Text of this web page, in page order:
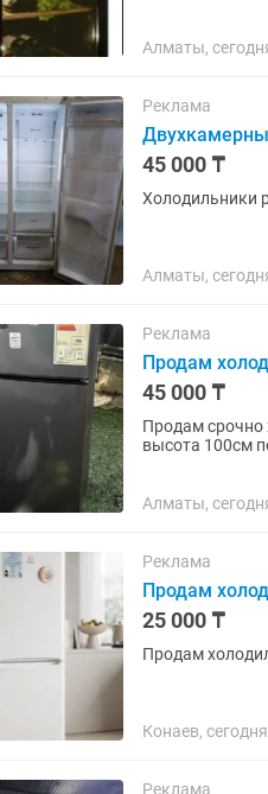
Алматы,
Реклама
45 000 ₸
Холодильники
Алматы,
Реклама
Продам
45 000 ₸
Продам срочно
высота 100см
Алматы,
Реклама
Продам
25 000 ₸
Продам
Конаев, сегодня
Реклама